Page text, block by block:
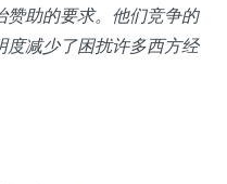
助的要求。他们竞争的
减少了困扰许多西方经